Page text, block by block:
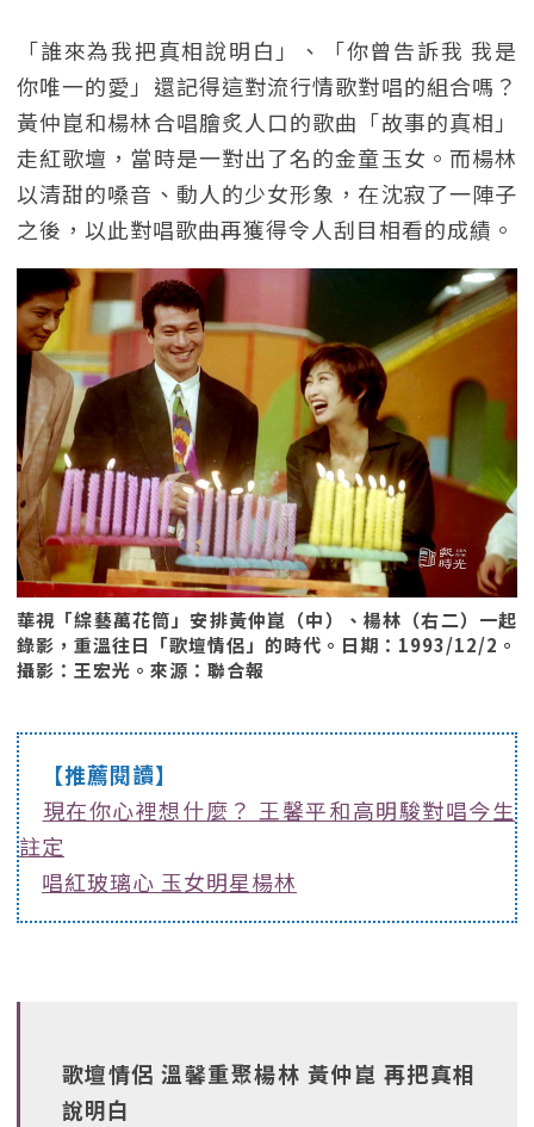
「誰來為我把真相說明白」、「你曾告訴我 我是
你唯一的愛」還記得這對流行情歌對唱的組合嗎？
黃仲崑和楊林合唱膾炙人口的歌曲「故事的真相」
走紅歌壇，當時是一對出了名的金童玉女。而楊林
以清甜的嗓音、動人的少女形象，在沈寂了一陣子
之後，以此對唱歌曲再獲得令人刮目相看的成績。
華視「綜藝萬花筒」安排黃仲崑（中）、楊林（右二）一起
錄影，重溫往日「歌壇情侶」的時代。日期：1993/12/2。
攝影：王宏光。來源：聯合報
【推薦閱讀】
現在你心裡想什麼？ 王馨平和高明駿對唱今生
註定
唱紅玻璃心 玉女明星楊林
歌壇情侶 溫馨重聚楊林 黃仲崑 再把真相
說明白